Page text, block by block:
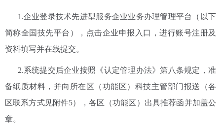
1.企业登录技术先进型服务企业业务办理管理平台（以下
简称全国技先平台），点击企业申报入口，进行账号注册及
资料填写并在线提交。
2.系统提交后企业按照《认定管理办法》第八条规定，准
备纸质材料，并向所在区（功能区）科技主管部门报送（各
区联系方式见附件5），各区（功能区）出具推荐函并加盖公
章。